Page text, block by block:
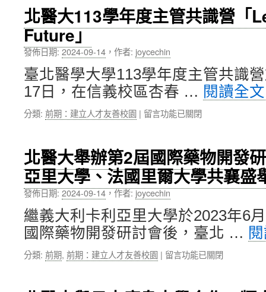
挑
戰〉
與
壽
命
醫
療
花
費
係：
子
少
活
2.31
年，
多
吃
蔬
多
科
技
學
學
生
海
外
見
實
信
藥
品
馬
來
西
亞
工
有
北醫大113學年度主管共識營「
Future」
發佈日期:2024-09-14 ， 作者: joycechin
臺北醫學大學113學年度主管共識
17日，在信義校區杏春 … 閱讀全
分類: 前期：建立人才友善校園 | 在
大
113
學
年
度
主
管
共
識
營
留言功能已關閉
北醫大舉辦第2屆國際藥物開發
亞里大學、法國里爾大學共襄盛
發佈日期:2024-09-14，作者: joycechin
繼義大利卡利亞里大學於2023年6
國際藥物開發研討會後，臺北 …
分類: 前期, 前期：建立人才友善校園 | 在
大
留言功能已關閉